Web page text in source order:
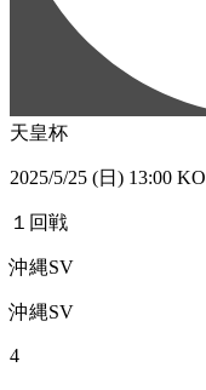
天皇杯
2025/5/25 (日) 13:00 KO
１回戦
沖縄SV
沖縄SV
4